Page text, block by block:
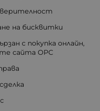
на бисквитки
с покупка онлайн,
сайта ОРС